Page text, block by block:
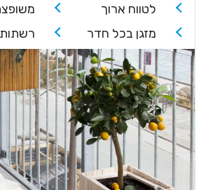
לטווח ארוך
מזגן בכל חדר
רשתות